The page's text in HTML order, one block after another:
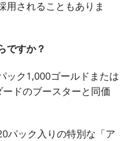
用されることもありま
ですか？
ック1,000ゴールドまたは
ドのブースターと同価
パック入りの特別な「ア